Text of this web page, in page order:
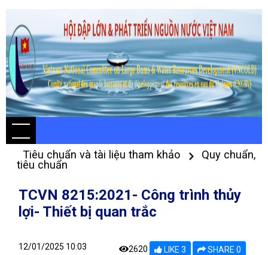
Tiêu chuẩn và tài liệu tham khảo
Quy chuẩn,
tiêu chuẩn
TCVN 8215:2021- Công trình thủy
lợi- Thiết bị quan trắc
12/01/2025 10:03 2620 LIKE 3 SHARE 0